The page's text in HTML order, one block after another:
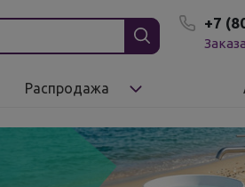
+7
Распродажа